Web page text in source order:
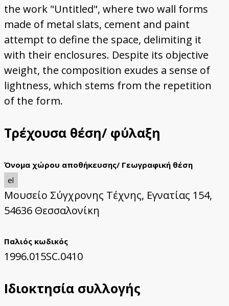
the work "Untitled", where two wall forms
made of metal slats, cement and paint
attempt to define the space, delimiting it
with their enclosures. Despite its objective
weight, the composition exudes a sense of
lightness, which stems from the repetition
of the form.
Τρέχουσα θέση/ φύλαξη
Όνομα χώρου αποθήκευσης/ Γεωγραφική θέση
el
Μουσείο Σύγχρονης Τέχνης, Εγνατίας 154,
54636 Θεσσαλονίκη
Παλιός κωδικός
1996.015SC.0410
Ιδιοκτησία συλλογής